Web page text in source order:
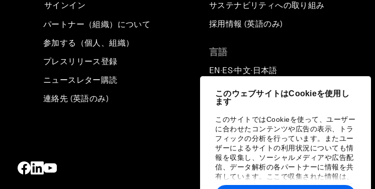
このウェブサイトはCookieを使用し
ます
このサイトではCookieを使って、ユーザー
に合わせたコンテンツや広告の表示、トラ
フィックの分析を行っています。またユー
ザーによるサイトの利用状況についても情
報を収集し、ソーシャルメディアや広告配
信、データ解析の各パートナーに情報を共
有しています。ここで収集された情報は、
ユーザーが各パートナーに提供した他の情
サインイン
パートナー（組織）について
参加する（個人、組織）
プレスリリース登録
ニュースレター購読
連絡先 (英語のみ)
サステナビリティへの取り組み
採用情報 (英語のみ)
言語
EN ▪ ES▪中文▪ 日本語